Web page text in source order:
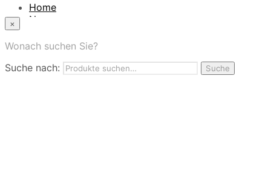
Home
News
App
Nutzungbedingungen
×
Wonach suchen Sie?
Suche nach:
Suche